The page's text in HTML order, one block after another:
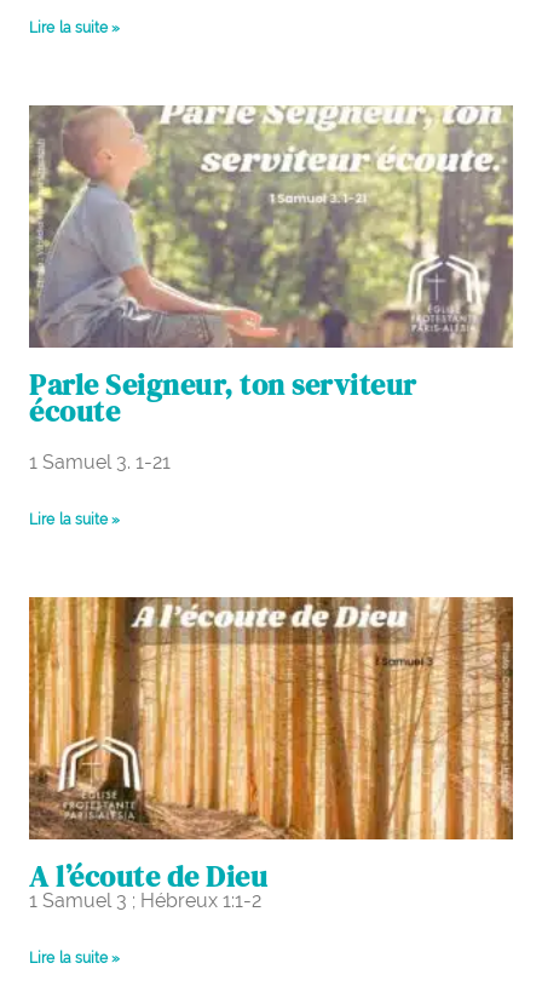
Lire la suite »
Parle Seigneur, ton serviteur
écoute
1 Samuel 3. 1-21
Lire la suite »
A l’écoute de Dieu
1 Samuel 3 ; Hébreux 1:1-2
Lire la suite »